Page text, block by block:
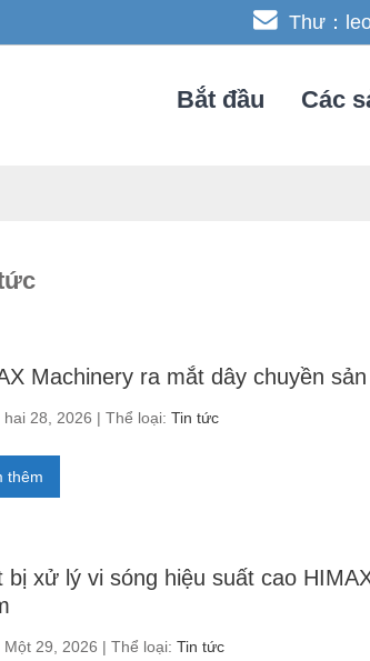
Thư：
Bắt đầu Các
Machinery ra mắt dây chuyền
hai 28, 2026 | Thể loại: Tin tức
thêm
bị xử lý vi sóng hiệu suất cao
Một 29, 2026 | Thể loại: Tin tức